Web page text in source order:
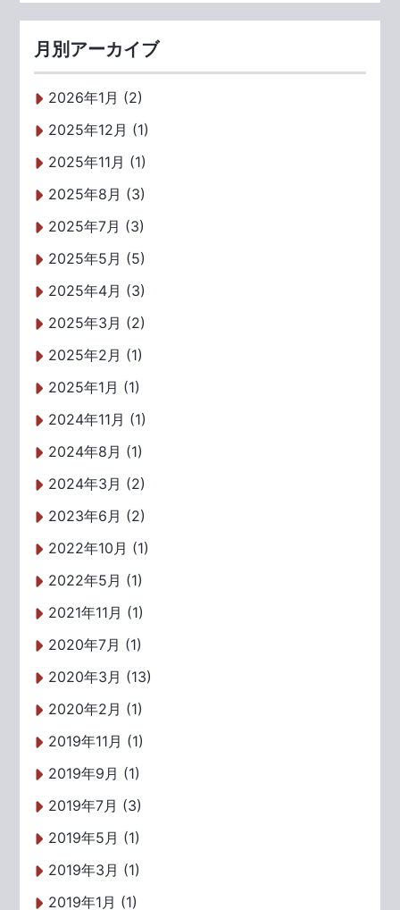
月別アーカイブ
2026年1月 (2)
2025年12月 (1)
2025年11月 (1)
2025年8月 (3)
2025年7月 (3)
2025年5月 (5)
2025年4月 (3)
2025年3月 (2)
2025年2月 (1)
2025年1月 (1)
2024年11月 (1)
2024年8月 (1)
2024年3月 (2)
2023年6月 (2)
2022年10月 (1)
2022年5月 (1)
2021年11月 (1)
2020年7月 (1)
2020年3月 (13)
2020年2月 (1)
2019年11月 (1)
2019年9月 (1)
2019年7月 (3)
2019年5月 (1)
2019年3月 (1)
2019年1月 (1)